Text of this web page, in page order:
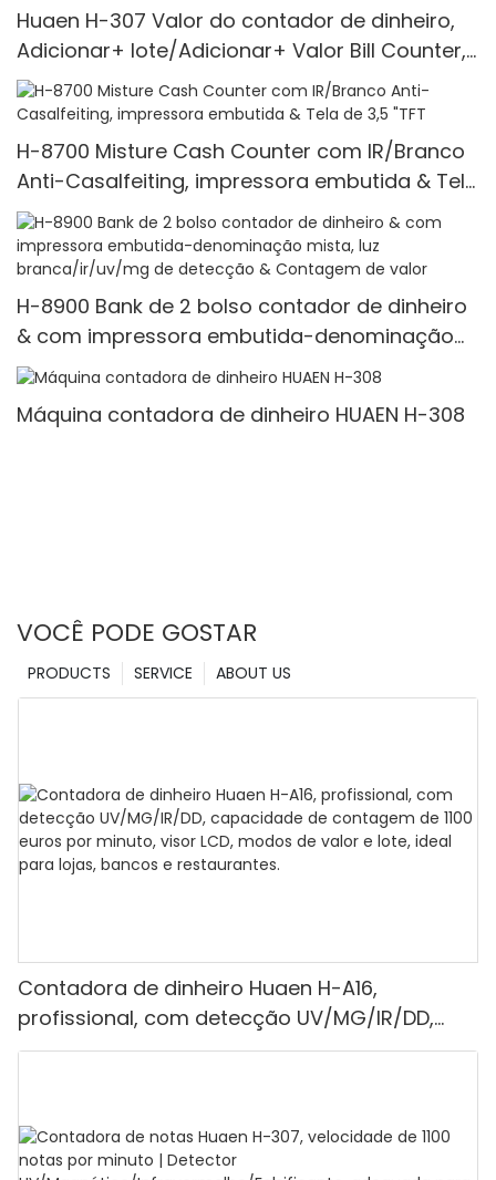
Huaen H-307 Valor do contador de dinheiro,
Adicionar+ lote/Adicionar+ Valor Bill Counter,
UV/Mg/Ir/Mt Detecção, 1100 Bills/Min, com
exibição de LCD
H-8700 Misture Cash Counter com IR/Branco
Anti-Casalfeiting, impressora embutida & Tela
de 3,5 "TFT
H-8900 Bank de 2 bolso contador de dinheiro
& com impressora embutida-denominação
mista, luz branca/ir/uv/mg de detecção &
Contagem de valor
Máquina contadora de dinheiro HUAEN H-308
VOCÊ PODE GOSTAR
ABOUT US
SERVICE
PRODUCTS
Contadora de dinheiro Huaen H-A16,
profissional, com detecção UV/MG/IR/DD,
capacidade de contagem de 1100 euros por